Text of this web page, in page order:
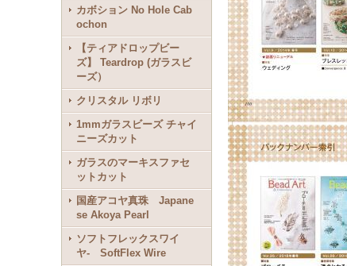
カボション No Hole Cab
ochon
【ティアドロップビー
ズ】 Teardrop (ガラスビ
ーズ）
クリスタル リボリ
1mmガラスビーズ チャイ
ニーズカット
ガラスのマーキスファセ
ットカット
国産アコヤ真珠 Japane
se Akoya Pearl
ソフトフレックスワイ
ヤ- SoftFlex Wire